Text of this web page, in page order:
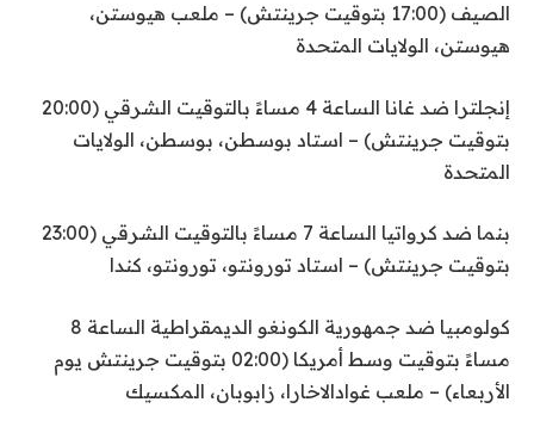
الصيف (17:00 بتوقيت جرينتش) – ملعب هيوستن،
هيوستن، الولايات المتحدة
إنجلترا ضد غانا الساعة 4 مساءً بالتوقيت الشرقي (20:00
بتوقيت جرينتش) – استاد بوسطن، بوسطن، الولايات
المتحدة
بنما ضد كرواتيا الساعة 7 مساءً بالتوقيت الشرقي (23:00
بتوقيت جرينتش) – استاد تورونتو، تورونتو، كندا
كولومبيا ضد جمهورية الكونغو الديمقراطية الساعة 8
مساءً بتوقيت وسط أمريكا (02:00 بتوقيت جرينتش يوم
الأربعاء) – ملعب غوادالاخارا، زابوبان، المكسيك